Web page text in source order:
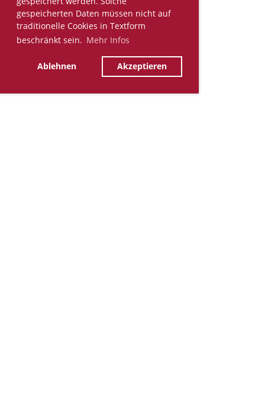
gespeicherten Daten müssen nicht auf
traditionelle Cookies in Textform
beschränkt sein. Mehr Infos
Ablehnen Akzeptieren